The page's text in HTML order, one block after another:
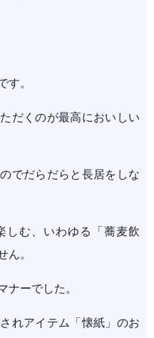
す。
だくのが最高においしい
でだらだらと長居をしな
しむ、いわゆる「蕎麦飲
ん。
ナーでした。
れアイテム「懐紙」のお